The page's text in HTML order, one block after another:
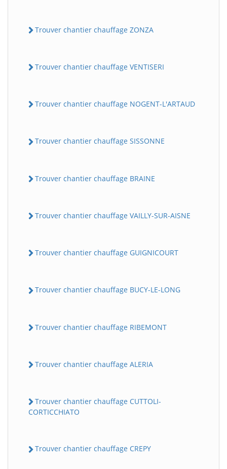
Trouver chantier chauffage ZONZA
Trouver chantier chauffage VENTISERI
Trouver chantier chauffage NOGENT-L'ARTAUD
Trouver chantier chauffage SISSONNE
Trouver chantier chauffage BRAINE
Trouver chantier chauffage VAILLY-SUR-AISNE
Trouver chantier chauffage GUIGNICOURT
Trouver chantier chauffage BUCY-LE-LONG
Trouver chantier chauffage RIBEMONT
Trouver chantier chauffage ALERIA
Trouver chantier chauffage CUTTOLI-
CORTICCHIATO
Trouver chantier chauffage CREPY